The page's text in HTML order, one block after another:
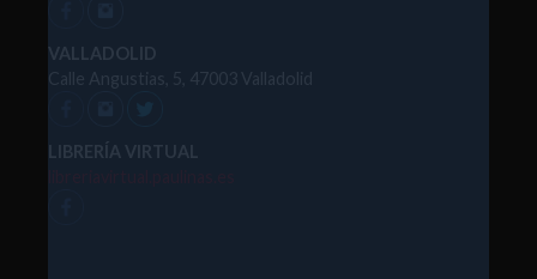
VALLADOLID
Calle Angustias, 5, 47003 Valladolid
LIBRERÍA VIRTUAL